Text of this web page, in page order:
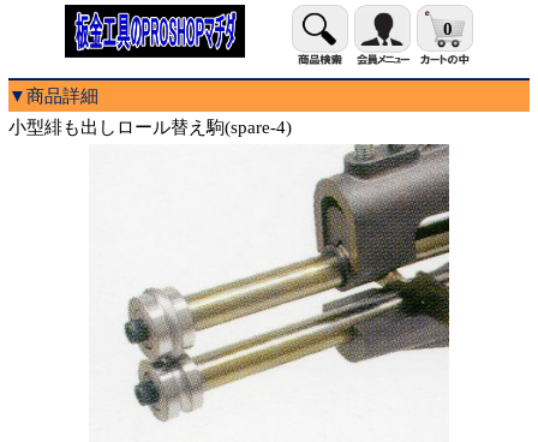
0
▼商品詳細
小型緋も出しロール替え駒(spare-4)